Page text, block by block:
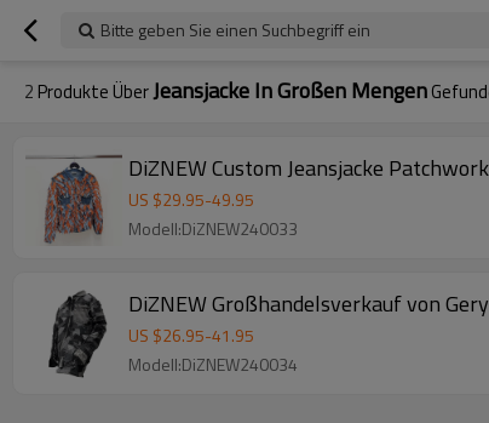
Bitte geben Sie einen Suchbegriff ein
2 Produkte ÜberJeansjacke In Großen Mengen
DiZNEW Custom Jeansjacke
US $29.95-49.95
Modell:DiZNEW240033
DiZNEW Großhandelsverkauf von
US $26.95-41.95
Modell:DiZNEW240034